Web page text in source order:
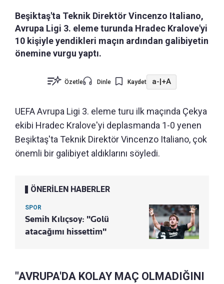
Beşiktaş'ta Teknik Direktör Vincenzo Italiano,
Avrupa Ligi 3. eleme turunda Hradec Kralove'yi
10 kişiyle yendikleri maçın ardından galibiyetin
önemine vurgu yaptı.
Özetle Dinle Kaydet a-|+A
UEFA Avrupa Ligi 3. eleme turu ilk maçında Çekya
ekibi Hradec Kralove'yi deplasmanda 1-0 yenen
Beşiktaş'ta Teknik Direktör Vincenzo Italiano, çok
önemli bir galibiyet aldıklarını söyledi.
ÖNERİLEN HABERLER
SPOR
Semih Kılıçsoy: "Golü
atacağımı hissettim"
"AVRUPA'DA KOLAY MAÇ OLMADIĞINI